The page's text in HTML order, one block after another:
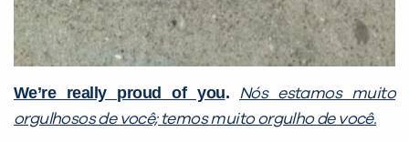
We’re really proud of you.
Nós estamos muito
orgulhosos de você; temos muito orgulho de você.
VOLTAR